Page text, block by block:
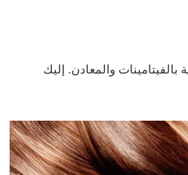
والمعادن. إليك